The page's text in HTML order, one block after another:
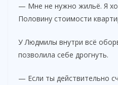
— Мне не нужно жильё. Я
Половину стоимости
У Людмилы внутри всё
позволила себе дрогнуть.
— Если ты действительно